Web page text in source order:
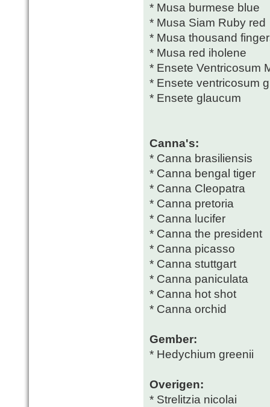
* Musa burmese blue
* Musa Siam Ruby red
* Musa thousand
* Musa red iholene
* Ensete Ventricosum
* Ensete ventricosum
* Ensete glaucum
Canna's:
* Canna brasiliensis
* Canna bengal tiger
* Canna Cleopatra
* Canna pretoria
* Canna lucifer
* Canna the president
* Canna picasso
* Canna stuttgart
* Canna paniculata
* Canna hot shot
* Canna orchid
Gember:
* Hedychium greenii
Overigen:
* Strelitzia nicolai